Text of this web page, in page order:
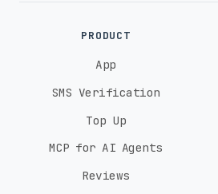
PRODUCT
App
SMS Verification
Top Up
MCP for AI Agents
Reviews